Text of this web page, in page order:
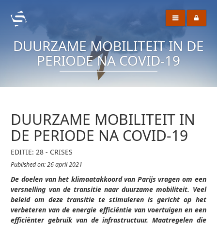
DUURZAME MOBILITEIT IN DE
PERIODE NA COVID-19
DUURZAME MOBILITEIT IN
DE PERIODE NA COVID-19
EDITIE: 28 - CRISES
Published on: 26 april 2021
De doelen van het klimaatakkoord van Parijs vragen om een
versnelling van de transitie naar duurzame mobiliteit. Veel
beleid om deze transitie te stimuleren is gericht op het
verbeteren van de energie efficiëntie van voertuigen en een
efficiënter gebruik van de infrastructuur. Maatregelen die